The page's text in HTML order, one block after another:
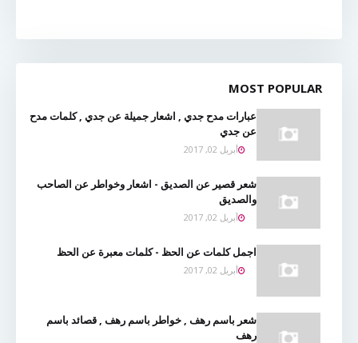
MOST POPULAR
عبارات مدح جدي , اشعار جميلة عن جدي , كلمات مدح
عن جدي
أبريل 02, 2017
شعر قصير عن الصديق - اشعار وخواطر عن الصاحب
والصديق
أبريل 02, 2017
اجمل كلمات عن الحظ - كلمات معبرة عن الحظ
أبريل 02, 2017
شعر باسم رهف , خواطر باسم رهف , قصائد باسم
رهف